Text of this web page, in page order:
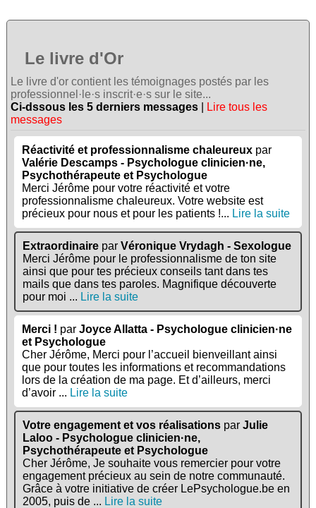
Le livre d'Or
Le livre d'or contient les témoignages postés par les
professionnel·le·s inscrit·e·s sur le site...
Ci-dssous les 5 derniers messages
Lire tous les
messages
Réactivité et professionnalisme chaleureux par
Valérie Descamps - Psychologue clinicien·ne,
Psychothérapeute et Psychologue
Merci Jérôme pour votre réactivité et votre
professionnalisme chaleureux. Votre website est
précieux pour nous et pour les patients !... Lire la suite
Extraordinaire parVéronique Vrydagh - Sexologue
Merci Jérôme pour le professionnalisme de ton site
ainsi que pour tes précieux conseils tant dans tes
mails que dans tes paroles. Magnifique découverte
pour moi ... Lire la suite
Merci ! parJoyce Allatta - Psychologue clinicien·ne
et Psychologue
Cher Jérôme, Merci pour l’accueil bienveillant ainsi
que pour toutes les informations et recommandations
lors de la création de ma page. Et d’ailleurs, merci
d’avoir ... Lire la suite
Votre engagement et vos réalisations parJulie
Laloo - Psychologue clinicien·ne,
Psychothérapeute et Psychologue
Cher Jérôme, Je souhaite vous remercier pour votre
engagement précieux au sein de notre communauté.
Grâce à votre initiative de créer LePsychologue.be en
2005, puis de ... Lire la suite